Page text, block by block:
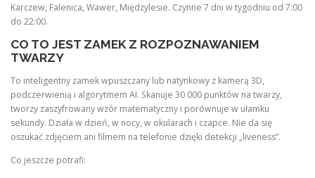
Karczew, Falenica, Wawer, Międzylesie. Czynne 7 dni w tygodniu od 7:00
do 22:00.
CO TO JEST ZAMEK Z ROZPOZNAWANIEM
TWARZY
To inteligentny zamek wpuszczany lub natynkowy z kamerą 3D,
podczerwienią i algorytmem AI. Skanuje 30 000 punktów na twarzy,
tworzy zaszyfrowany wzór matematyczny i porównuje w ułamku
sekundy. Działa w dzień, w nocy, w okularach i czapce. Nie da się
oszukać zdjęciem ani filmem na telefonie dzięki detekcji „liveness”.
Co jeszcze potrafi: